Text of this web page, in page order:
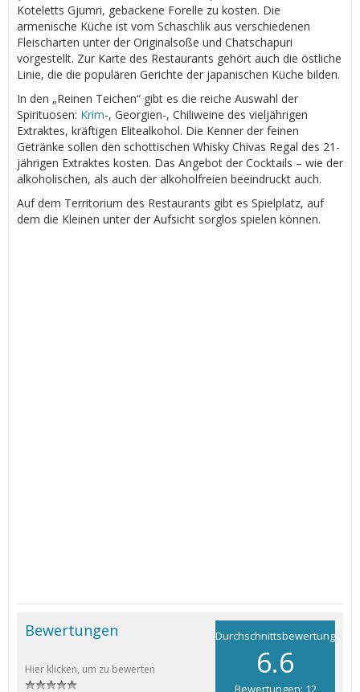
Koteletts Gjumri, gebackene Forelle zu kosten. Die
armenische Küche ist vom Schaschlik aus verschiedenen
Fleischarten unter der Originalsoße und Chatschapuri
vorgestellt. Zur Karte des Restaurants gehört auch die östliche
Linie, die die populären Gerichte der japanischen Küche bilden.
In den „Reinen Teichen“ gibt es die reiche Auswahl der
Spirituosen: Krim-, Georgien-, Chiliweine des vieljährigen
Extraktes, kräftigen Elitealkohol. Die Kenner der feinen
Getränke sollen den schottischen Whisky Chivas Regal des 21-
jährigen Extraktes kosten. Das Angebot der Cocktails – wie der
alkoholischen, als auch der alkoholfreien beeindruckt auch.
Auf dem Territorium des Restaurants gibt es Spielplatz, auf
dem die Kleinen unter der Aufsicht sorglos spielen können.
Durchschnittsbewertung
6.6
Bewertungen: 12
Bewertungen
Hier klicken, um zu bewerten